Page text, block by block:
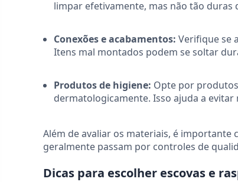
limpar efetivamente, mas não tão duras
Conexões e acabamentos: Verifique se
Itens mal montados podem se soltar
Produtos de higiene: Opte por
dermatologicamente. Isso ajuda a evitar
Além de avaliar os materiais, é
geralmente passam por controles de
Dicas para escolher escovas e